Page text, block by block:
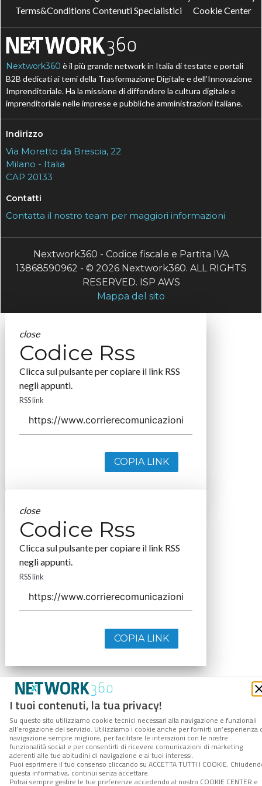
I tuoi contenuti, la tua privacy!
Su questo sito utilizziamo cookie tecnici necessari alla navigazione e funzionali
all’erogazione del servizio. Utilizziamo i cookie anche per fornirti un’esperienza
navigazione sempre migliore, per facilitare le interazioni con le nostre
funzionalità social e per consentirti di ricevere comunicazioni di marketing
aderenti alle tue abitudini di navigazione e ai tuoi interessi.
Puoi esprimere il tuo consenso cliccando su ACCETTA TUTTI I COOKIE.
questa informativa, continui senza accettare.
Potrai sempre gestire le tue preferenze accedendo al nostro COOKIE CENTER e
Terms&Conditions Contenuti Specialistici
Cookie Center
Nextwork360 è il più grande network in Italia di testate e portali
B2B dedicati ai temi della Trasformazione Digitale e dell’Innovazione
Imprenditoriale. Ha la missione di diffondere la cultura digitale e
imprenditoriale nelle imprese e pubbliche amministrazioni italiane.
Indirizzo
Via Moretto da Brescia, 22
Milano - Italia
CAP 20133
Contatti
Contatta il nostro team per maggiori informazioni
Nextwork360 - Codice fiscale e Partita IVA
13868590962 - © 2026 Nextwork360. ALL RIGHTS
RESERVED. ISP AWS
Mappa del sito
close
Codice Rss
Clicca sul pulsante per copiare il link RSS
negli appunti.
RSS link
COPIA LINK
close
Codice Rss
Clicca sul pulsante per copiare il link RSS
negli appunti.
RSS link
COPIA LINK